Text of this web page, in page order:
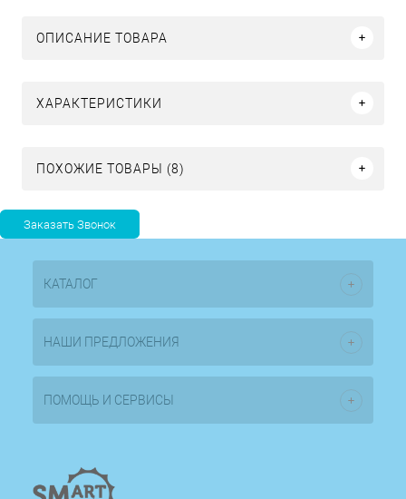
ОПИСАНИЕ ТОВАРА
ХАРАКТЕРИСТИКИ
ПОХОЖИЕ ТОВАРЫ (8)
КАТАЛОГ
НАШИ ПРЕДЛОЖЕНИЯ
ПОМОЩЬ И СЕРВИСЫ